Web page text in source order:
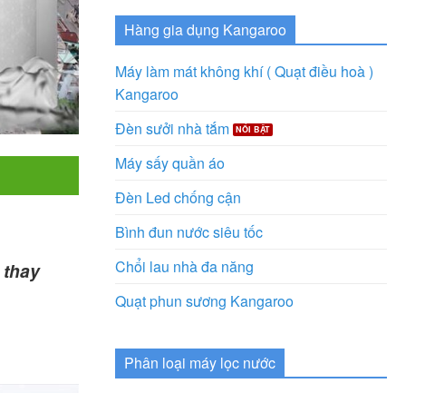
thay
Hàng gia dụng Kangaroo
Máy làm mát không khí ( Quạt điều hoà )
Kangaroo
Đèn sưởi nhà tắm
Máy sấy quần áo
Đèn Led chống cận
Bình đun nước siêu tốc
Chổi lau nhà đa năng
Quạt phun sương Kangaroo
Phân loại máy lọc nước